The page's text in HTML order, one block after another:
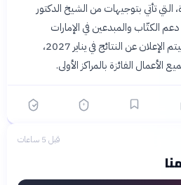
التي تأتي بتوجيهات من الشيخ الدكتور
الكتّاب والمبدعين في الإمارات
ومختلف أنحاء الوطن العربي. سيتم الإعلان عن النتائج في يناير 2027،
الأعمال الفائزة بالمراكز الأولى.
قبل 5 ساعات